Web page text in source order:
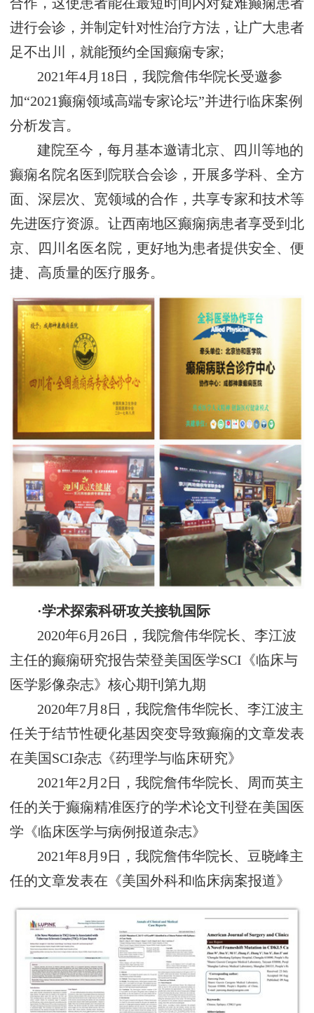
合作，这使患者能在最短时间内对疑难癫痫患者
进行会诊，并制定针对性治疗方法，让广大患者
足不出川，就能预约全国癫痫专家;
2021年4月18日，我院詹伟华院长受邀参
加“2021癫痫领域高端专家论坛”并进行临床案例
分析发言。
建院至今，每月基本邀请北京、四川等地的
癫痫名院名医到院联合会诊，开展多学科、全方
面、深层次、宽领域的合作，共享专家和技术等
先进医疗资源。让西南地区癫痫病患者享受到北
京、四川名医名院，更好地为患者提供安全、便
捷、高质量的医疗服务。
·学术探索科研攻关接轨国际
2020年6月26日，我院詹伟华院长、李江波
主任的癫痫研究报告荣登美国医学SCI《临床与
医学影像杂志》核心期刊第九期
2020年7月8日，我院詹伟华院长、李江波主
任关于结节性硬化基因突变导致癫痫的文章发表
在美国SCI杂志《药理学与临床研究》
2021年2月2日，我院詹伟华院长、周而英主
任的关于癫痫精准医疗的学术论文刊登在美国医
学《临床医学与病例报道杂志》
2021年8月9日，我院詹伟华院长、豆晓峰主
任的文章发表在《美国外科和临床病案报道》